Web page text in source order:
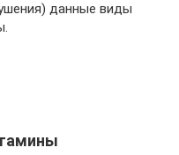
данные виды